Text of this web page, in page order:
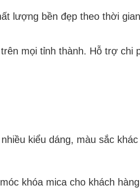
lượng bền đẹp theo thời
mọi tỉnh thành. Hỗ trợ chi
kiểu dáng, màu sắc khác
khóa mica cho khách